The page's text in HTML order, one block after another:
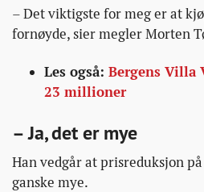
– Det viktigste for meg er at
fornøyde, sier megler Morten
Les også: Bergens Villa
23 millioner
– Ja, det er mye
Han vedgår at prisreduksjon
ganske mye.